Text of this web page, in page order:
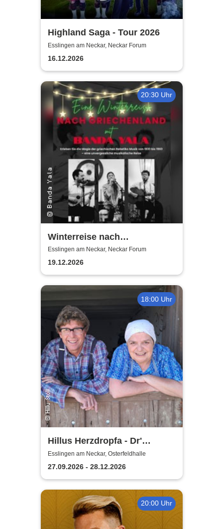
Highland Saga - Tour 2026
Esslingen am Neckar, Neckar Forum
16.12.2026
20:30 Uhr
Winterreise nach
Griechenland mit Banda Yala
Esslingen am Neckar, Neckar Forum
19.12.2026
18:00 Uhr
Hillus Herzdropfa - Dr'
normale Wahnsinn!
Esslingen am Neckar, Osterfeldhalle
27.09.2026 - 28.12.2026
20:00 Uhr